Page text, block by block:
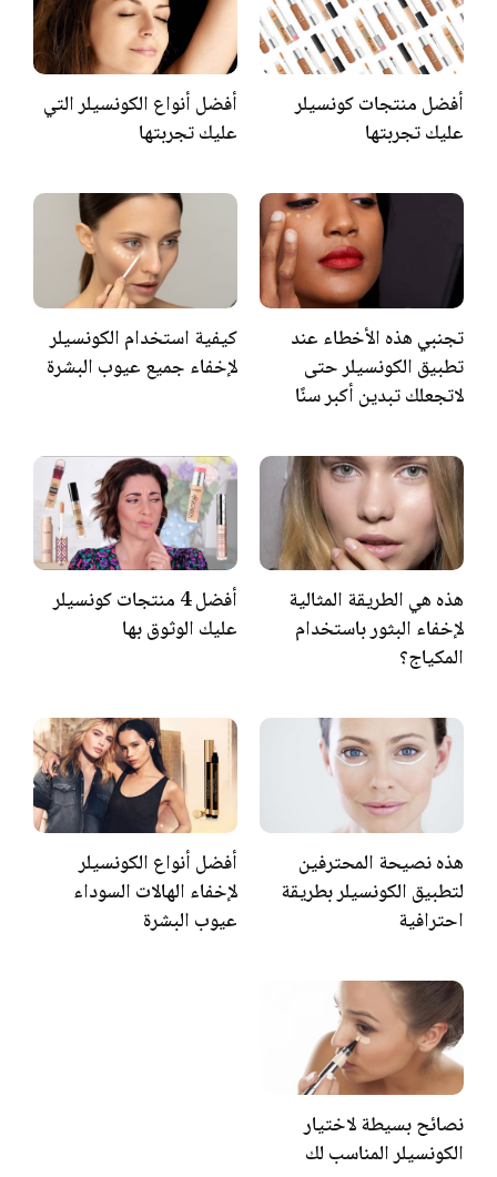
أفضل منتجات كونسيلر
عليك تجربتها
أفضل أنواع الكونسيلر التي
عليك تجربتها
تجنبي هذه الأخطاء عند
تطبيق الكونسيلر حتى
لاتجعلك تبدين أكبر سنًا
كيفية استخدام الكونسيلر
لإخفاء جميع عيوب البشرة
هذه هي الطريقة المثالية
لإخفاء البثور باستخدام
المكياج؟
أفضل 4 منتجات كونسيلر
عليك الوثوق بها
هذه نصيحة المحترفين
لتطبيق الكونسيلر بطريقة
احترافية
أفضل أنواع الكونسيلر
لإخفاء الهالات السوداء
عيوب البشرة
نصائح بسيطة لاختيار
الكونسيلر المناسب لك